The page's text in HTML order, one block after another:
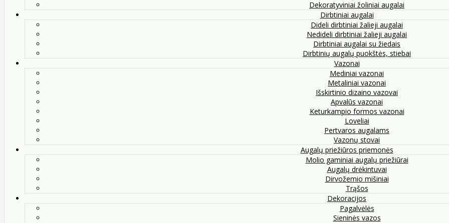
Dekoratyviniai žoliniai augalai
Dirbtiniai augalai
Dideli dirbtiniai žalieji augalai
Nedideli dirbtiniai žalieji augalai
Dirbtiniai augalai su žiedais
Dirbtinių augalų puokštės, stiebai
Vazonai
Mediniai vazonai
Metaliniai vazonai
Išskirtinio dizaino vazovai
Apvalūs vazonai
Keturkampio formos vazonai
Loveliai
Pertvaros augalams
Vazonų stovai
Augalų priežiūros priemonės
Molio gaminiai augalų priežiūrai
Augalų drėkintuvai
Dirvožemio mišiniai
Trąšos
Dekoracijos
Pagalvėlės
Sieninės vazos